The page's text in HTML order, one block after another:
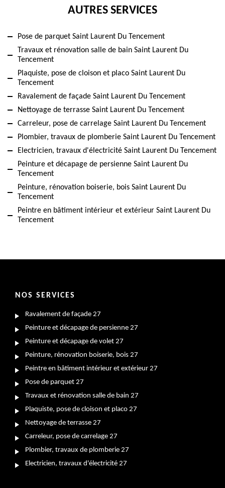
AUTRES SERVICES
Pose de parquet Saint Laurent Du Tencement
Travaux et rénovation salle de bain Saint Laurent Du
Tencement
Plaquiste, pose de cloison et placo Saint Laurent Du
Tencement
Ravalement de façade Saint Laurent Du Tencement
Nettoyage de terrasse Saint Laurent Du Tencement
Carreleur, pose de carrelage Saint Laurent Du Tencement
Plombier, travaux de plomberie Saint Laurent Du Tencement
Electricien, travaux d'électricité Saint Laurent Du Tencement
Peinture et décapage de persienne Saint Laurent Du
Tencement
Peinture, rénovation boiserie, bois Saint Laurent Du
Tencement
Peintre en bâtiment intérieur et extérieur Saint Laurent Du
Tencement
NOS SERVICES
Ravalement de façade 27
Peinture et décapage de persienne 27
Peinture et décapage de volet 27
Peinture, rénovation boiserie, bois 27
Peintre en bâtiment intérieur et extérieur 27
Pose de parquet 27
Travaux et rénovation salle de bain 27
Plaquiste, pose de cloison et placo 27
Nettoyage de terrasse 27
Carreleur, pose de carrelage 27
Plombier, travaux de plomberie 27
Electricien, travaux d'électricité 27